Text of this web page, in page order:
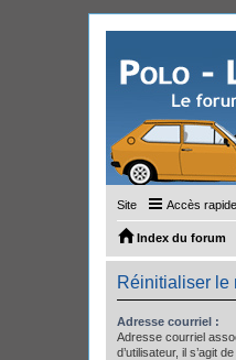
Site Accès rapide
Index du forum
Réinitialiser le
Adresse courriel :
Adresse courriel
d’utilisateur, il s’agit